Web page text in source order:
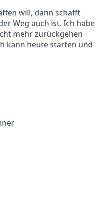
will, dann schafft
Weg auch ist. Ich habe
mehr zurückgehen
kann heute starten und